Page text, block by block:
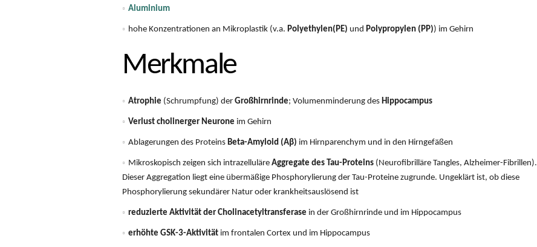
Aluminium
hohe Konzentrationen an Mikroplastik (v.a. Polyethylen(PE) und Polypropylen (PP)) im Gehirn
Merkmale
Atrophie (Schrumpfung) der Großhirnrinde; Volumenminderung des Hippocampus
Verlust cholinerger Neurone im Gehirn
Ablagerungen des Proteins Beta-Amyloid (Aβ) im Hirnparenchym und in den Hirngefäßen
Mikroskopisch zeigen sich intrazelluläre Aggregate des Tau-Proteins (Neurofibrilläre Tangles, Alzheimer-Fibrillen).
Dieser Aggregation liegt eine übermäßige Phosphorylierung der Tau-Proteine zugrunde. Ungeklärt ist, ob diese
Phosphorylierung sekundärer Natur oder krankheitsauslösend ist
reduzierte Aktivität der Cholinacetyltransferase in der Großhirnrinde und im Hippocampus
erhöhte GSK-3-Aktivität im frontalen Cortex und im Hippocampus